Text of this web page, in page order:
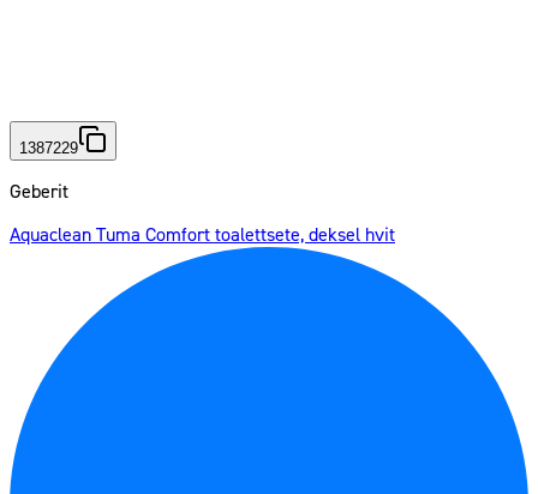
1387229
Geberit
Aquaclean Tuma Comfort toalettsete, deksel hvit